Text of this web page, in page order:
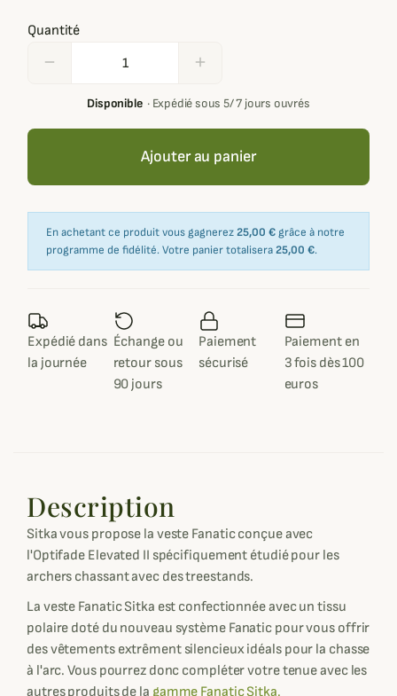
Quantité
remove add
Disponible· Expédié sous 5/ 7 jours ouvrés
Ajouter au panier
En achetant ce produit vous gagnerez25,00 € grâce à notre
programme de fidélité. Votre panier totalisera25,00 €.
Expédié dans
la journée
Échange ou
retour sous
90 jours
Paiement
sécurisé
Paiement en
3 fois dès 100
euros
Description
Sitka vous propose la veste Fanatic conçue avec
l'Optifade Elevated II spécifiquement étudié pour les
archers chassant avec des treestands.
La veste Fanatic Sitka est confectionnée avec un tissu
polaire doté du nouveau système Fanatic pour vous offrir
des vêtements extrêment silencieux idéals pour la chasse
à l'arc. Vous pourrez donc compléter votre tenue avec les
autres produits de la gamme Fanatic Sitka.